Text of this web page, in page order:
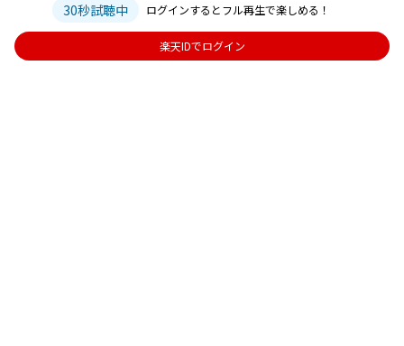
30秒試聴中 ログインするとフル再生で楽しめる！
楽天IDでログイン